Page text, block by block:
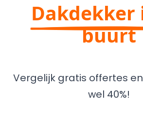
Dakdekker
buurt
Vergelijk gratis offertes
wel 40%!